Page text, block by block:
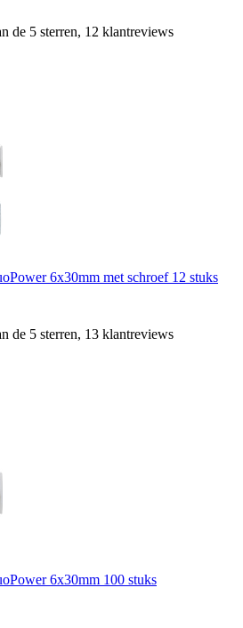
de 5 sterren, 12 klantreviews
6x30mm met schroef 12 stuks
de 5 sterren, 13 klantreviews
6x30mm 100 stuks